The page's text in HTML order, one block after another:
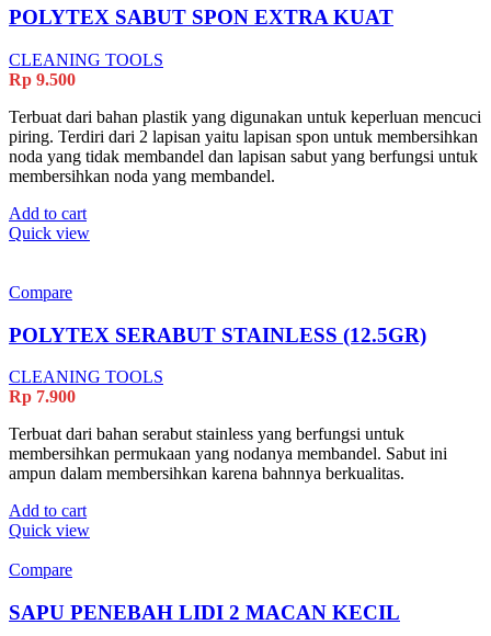
POLYTEX SABUT SPON EXTRA KUAT
CLEANING TOOLS
Rp 9.500
Terbuat dari bahan plastik yang digunakan untuk keperluan mencuci
piring. Terdiri dari 2 lapisan yaitu lapisan spon untuk membersihkan
noda yang tidak membandel dan lapisan sabut yang berfungsi untuk
membersihkan noda yang membandel.
Add to cart
Quick view
Compare
POLYTEX SERABUT STAINLESS (12.5GR)
CLEANING TOOLS
Rp 7.900
Terbuat dari bahan serabut stainless yang berfungsi untuk
membersihkan permukaan yang nodanya membandel. Sabut ini
ampun dalam membersihkan karena bahnnya berkualitas.
Add to cart
Quick view
Compare
SAPU PENEBAH LIDI 2 MACAN KECIL